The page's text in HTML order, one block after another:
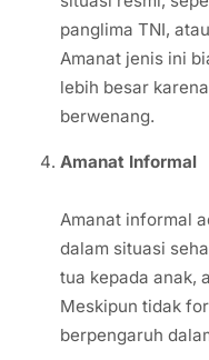
panglima TNI,
Amanat jenis ini
lebih besar
berwenang.
Amanat Informal
Amanat informal
dalam situasi
tua kepada anak,
Meskipun tidak
berpengaruh